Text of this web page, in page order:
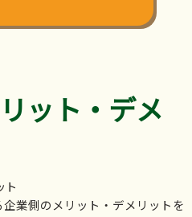
ット・デメ
業側のメリット・デメリットを